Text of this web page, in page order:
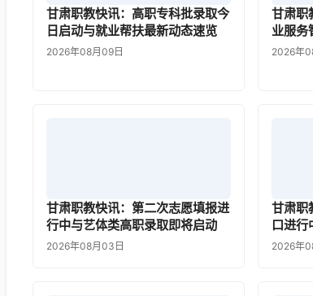
甘肃职教快讯：高职专科批录取今
日启动与就业帮扶最新动态速览
2026年08月09日
甘肃职
业服务
2026年
甘肃职教快讯：第二次志愿填报进
行中与艺体类高职录取即将启动
2026年08月03日
甘肃职
口进行
2026年